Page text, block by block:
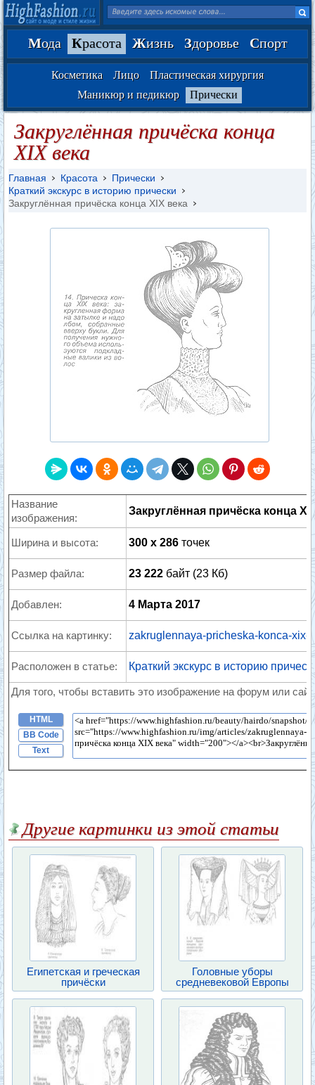
Мода Красота Жизнь Здоровье Спорт
Косметика Лицо
Пластическая хирургия
Маникюр и педикюр
Прически
Закруглённая причёска конца
XIX века
Главная Красота
Прически
Краткий экскурс в историю прически
Закруглённая причёска конца XIX века
Название
изображения:
Закруглённая причёска конца
Ширина и высота: 300 x 286 точек
Размер файла: 23 222 байт (23 Кб)
Добавлен: 4 Марта 2017
Ссылка на картинку: zakruglennaya-pricheska-konca-xix-
Расположен в статье: Краткий экскурс в историю
Для того, чтобы вставить это изображение на форум или
HTML
BB Code
Text
Другие картинки из этой статьи
Египетская и греческая
причёски
Головные уборы
средневековой Европы